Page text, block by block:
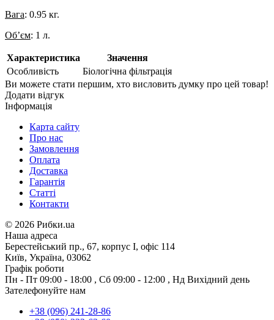
Вага: 0.95 кг.
Об’єм: 1 л.
Характеристика
Значення
Особливість
Біологічна фільтрація
Ви можете стати першим, хто висловить думку про цей товар!
Додати відгук
Інформація
Карта сайту
Про нас
Замовлення
Оплата
Доставка
Гарантія
Статті
Контакти
© 2026 Рибки.ua
Наша адреса
Берестейський пр., 67, корпус І, офіс 114
Київ, Україна, 03062
Графік роботи
Пн - Пт 09:00 - 18:00 , Сб 09:00 - 12:00 , Нд Вихідний день
Зателефонуйте нам
+38 (096) 241-28-86